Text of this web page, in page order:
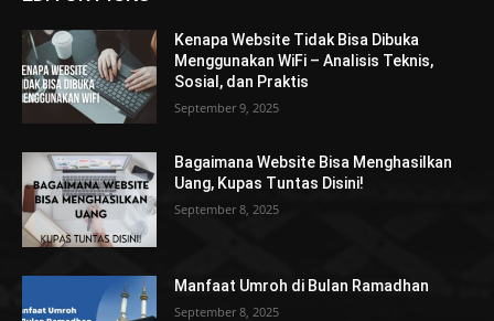
Kenapa Website Tidak Bisa Dibuka
Menggunakan WiFi – Analisis Teknis,
Sosial, dan Praktis
September 9, 2025
Bagaimana Website Bisa Menghasilkan
Uang, Kupas Tuntas Disini!
September 8, 2025
Manfaat Umroh di Bulan Ramadhan
September 8, 2025